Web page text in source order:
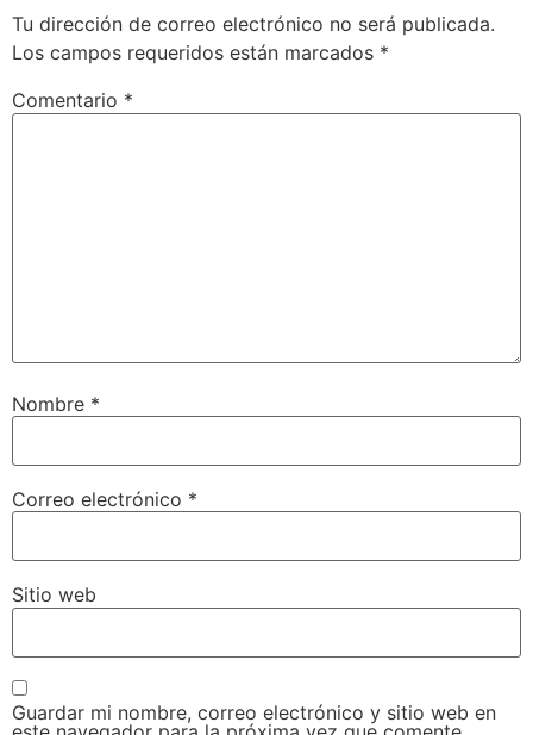
Tu dirección de correo electrónico no será publicada.
Los campos requeridos están marcados *
Comentario *
Nombre *
Correo electrónico *
Sitio web
Guardar mi nombre, correo electrónico y sitio web en